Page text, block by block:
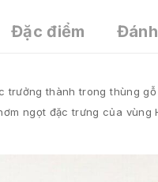
Đặc điểm
trưởng thành trong thùng
ngọt đặc trưng của